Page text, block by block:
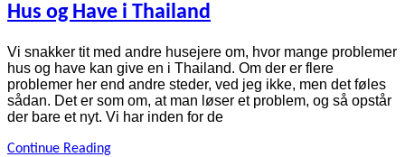
Hus og Have i Thailand
Vi snakker tit med andre husejere om, hvor mange problemer
hus og have kan give en i Thailand. Om der er flere
problemer her end andre steder, ved jeg ikke, men det føles
sådan. Det er som om, at man løser et problem, og så opstår
der bare et nyt. Vi har inden for de
Continue Reading